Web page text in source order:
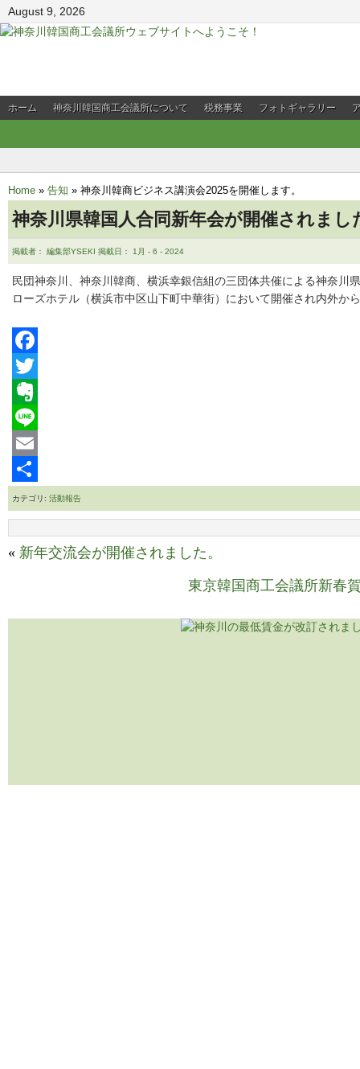
August 9, 2026
ホーム 神奈川韓国商工会議所について 税務事業 フォトギャラリー
Home » 告知 » 神奈川韓商ビジネス講演会2025を開催します。
神奈川県韓国人合同新年会が開催されまし
掲載者： 編集部YSEKI 掲載日： 1月 - 6 - 2024
民団神奈川、神奈川韓商、横浜幸銀信組の三団体共催による神奈川
ローズホテル（横浜市中区山下町中華街）において開催され内外か
Facebook
Twitter
Evernote
Line
Email
共
有
カテゴリ: 活動報告
« 新年交流会が開催されました。
東京韓国商工会議所新春